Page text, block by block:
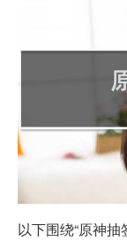
以下围绕“原神抽